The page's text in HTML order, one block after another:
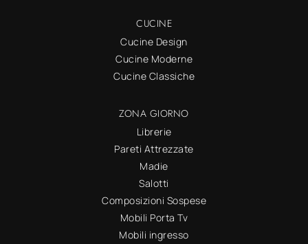
CUCINE
Cucine Design
Cucine Moderne
Cucine Classiche
ZONA GIORNO
Librerie
Pareti Attrezzate
Madie
Salotti
Composizioni Sospese
Mobili Porta Tv
Mobili ingresso